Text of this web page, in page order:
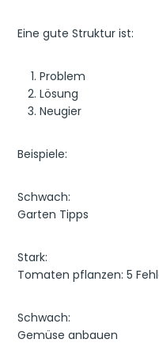
Eine gute Struktur ist:
Problem
Lösung
Neugier
Beispiele:
Schwach:
Garten Tipps
Stark:
Tomaten pflanzen: 5
Schwach:
Gemüse anbauen